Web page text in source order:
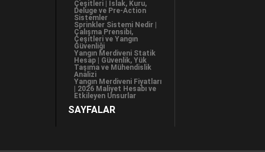
Çeşitleri | Islak, Kuru,
Deluge ve Pre-Action
Sistemler
Sprinkler Sistemi Nedir |
Çalışma Prensibi,
Çeşitleri ve Yangın
Güvenliği
Yangın Merdiveni Statik
Hesap | Güvenlik, Yük
Taşıma ve Mühendislik
Analizi
Yangın Merdiveni Fiyatları
| 2026 Maliyet Hesabı ve
Etkileyen Unsurlar
SAYFALAR